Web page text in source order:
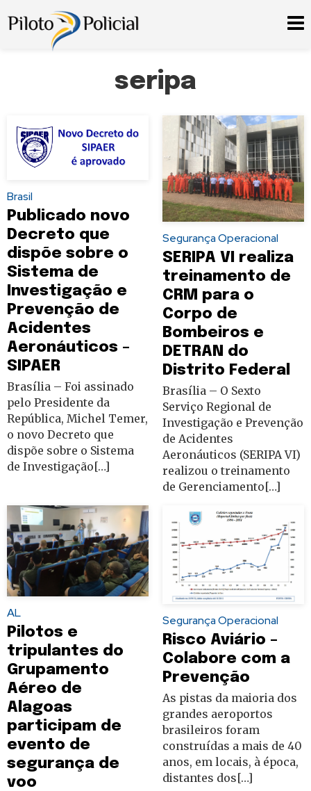
seripa
Brasil
Publicado novo
Decreto que
dispõe sobre o
Sistema de
Investigação e
Prevenção de
Acidentes
Aeronáuticos –
SIPAER
Brasília – Foi assinado
pelo Presidente da
República, Michel Temer,
o novo Decreto que
dispõe sobre o Sistema
de Investigação[…]
Segurança Operacional
SERIPA VI realiza
treinamento de
CRM para o
Corpo de
Bombeiros e
DETRAN do
Distrito Federal
Brasília – O Sexto
Serviço Regional de
Investigação e Prevenção
de Acidentes
Aeronáuticos (SERIPA VI)
realizou o treinamento
de Gerenciamento[…]
AL
Pilotos e
tripulantes do
Grupamento
Aéreo de
Alagoas
participam de
evento de
segurança de
voo
Segurança Operacional
Risco Aviário –
Colabore com a
Prevenção
As pistas da maioria dos
grandes aeroportos
brasileiros foram
construídas a mais de 40
anos, em locais, à época,
distantes dos[…]